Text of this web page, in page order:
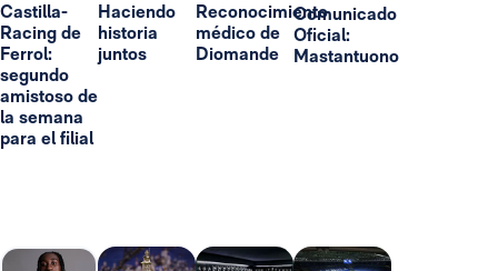
Castilla-
Racing de
Ferrol:
segundo
amistoso de
la semana
para el filial
Haciendo
historia
juntos
Reconocimiento
médico de
Diomande
Comunicado
Oficial:
Mastantuono